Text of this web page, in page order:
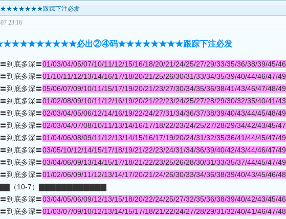
跟踪下注必发
23:16
:★★★★★★★★★★必出②④码★★★★★★★★跟踪下注必发
〓到底多深〓01/03/04/05/07/10/11/12/15/16/18/20/21/24/25/27/29/33/35/36/38/39/45/46
〓到底多深〓01/10/11/12/13/14/16/17/18/20/21/25/26/30/31/33/34/35/39/40/44/46/47/49
〓到底多深〓05/06/07/09/10/11/15/17/19/20/21/23/27/30/34/35/36/38/41/43/46/47/48/49
〓到底多深〓01/02/08/09/10/11/12/16/19/20/21/22/23/24/25/27/28/29/30/32/35/40/41/43
〓到底多深〓02/03/04/05/06/12/14/16/19/22/24/27/31/34/36/37/38/39/40/43/44/45/48/49
〓到底多深〓02/03/04/07/08/10/11/13/14/16/17/18/22/23/24/25/27/28/29/34/42/43/45/47
〓到底多深〓01/04/06/08/09/11/12/13/14/15/16/17/19/20/24/31/32/35/36/41/44/45/47/49
〓到底多深〓03/05/10/12/14/15/17/18/19/21/22/23/24/31/34/36/39/40/42/43/44/46/47/49
〓到底多深〓03/04/06/09/13/14/15/17/18/21/22/23/25/26/28/30/31/33/35/37/44/45/47/49
〓到底多深〓01/02/06/09/11/12/13/14/17/20/21/24/26/30/33/34/36/38/39/40/43/45/46/48
（10-7）▇▇▇▇▇▇▇▇▇▇▇▇
〓到底多深〓03/04/05/06/09/12/13/15/18/20/22/24/25/27/32/35/36/38/39/40/42/43/45/46
〓到底多深〓01/03/07/09/10/12/13/14/15/17/18/21/22/24/27/28/29/31/32/40/41/46/47/48